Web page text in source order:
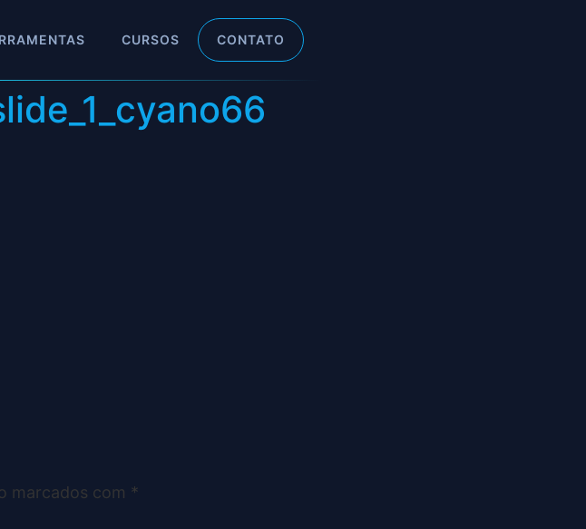
CURSOS CONTATO
marcados com *